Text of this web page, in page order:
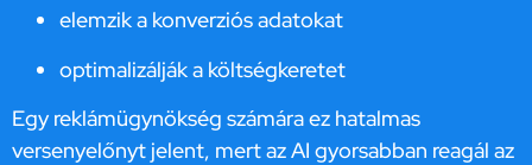
elemzik a konverziós adatokat
optimalizálják a költségkeretet
Egy reklámügynökség számára ez hatalmas
versenyelőnyt jelent, mert az AI gyorsabban reagál az